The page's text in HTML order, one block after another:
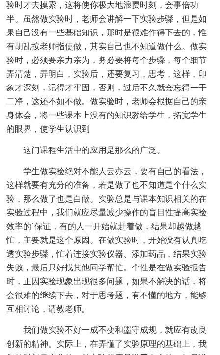
验时才去摸索，这将使你极大地浪费时刻，会事倍功
半。虽然做实验时，老师会讲解一下实验步骤，但是如
果自己没有一些基础知识，那时是很难作得下去的，惟
有胡乱按老师指使做，其实自己也不知道做什么。做实
验时，必须要亲力亲为，务必要将每个步骤，每个细节
弄清楚，弄明白，实验后，还要复习，思考，这样，印
象才深刻，记得才牢固，否则，过后不久就会忘得一干
二净，这还不如不做。做实验时，老师会根据自己的亲
身体会，将一些课本上没有的知识教给学生，拓宽学生
的眼界，使学生认识到
这门课程生活中的应用是那么的广泛。
学生做实验绝对不能人云亦云，要有自己的看法，
这样就要有充分的准备，若是做了也不知道是个什么实
验，那么做了也是白做。实验总是与课本知识相关的在
实验过程中，我们就应尽量减少操作的盲目性提高实验
效率的`保证，有的人一开始就赶着做，结果却越做越
忙，主要就是这个原因。在做实验时，开始没有认真吃
透实验步骤，忙着连接实验仪器、添加药品，结果实验
失败，最后只好找其他同学帮忙。个性是在做实验报告
时，正因实验现象出现很多问题，如果不解决的话，将
会很难的继续下去，对于思考题，有不懂的地方，能够
互相讨论，请教老师。
我们做实验不好一成不变和墨守成规，就应有改良
创新的精神。实际上，在弄懂了实验原理的基础上，我